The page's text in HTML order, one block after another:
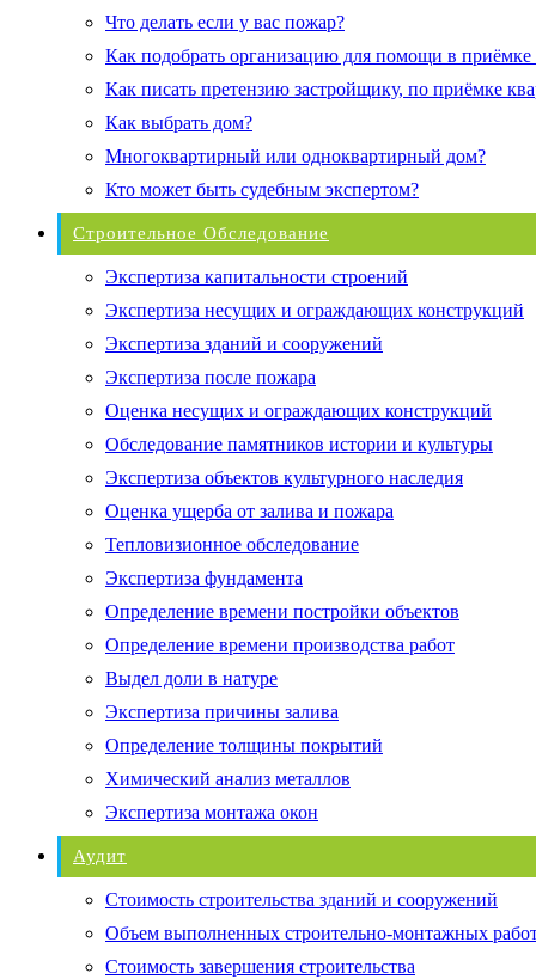
Что делать если у вас пожар?
Как подобрать организацию для помощи в приёмке
Как писать претензию застройщику, по приёмке
Как выбрать дом?
Многоквартирный или одноквартирный дом?
Кто может быть судебным экспертом?
Строительное Обследование
Экспертиза капитальности строений
Экспертиза несущих и ограждающих конструкций
Экспертиза зданий и сооружений
Экспертиза после пожара
Оценка несущих и ограждающих конструкций
Обследование памятников истории и культуры
Экспертиза объектов культурного наследия
Оценка ущерба от залива и пожара
Тепловизионное обследование
Экспертиза фундамента
Определение времени постройки объектов
Определение времени производства работ
Выдел доли в натуре
Экспертиза причины залива
Определение толщины покрытий
Химический анализ металлов
Экспертиза монтажа окон
Аудит
Стоимость строительства зданий и сооружений
Объем выполненных строительно-монтажных
Стоимость завершения строительства